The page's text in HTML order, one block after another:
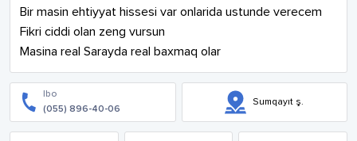
Bir masin ehtiyyat hissesi var onlarida ustunde verecem
Fikri ciddi olan zeng vursun
Masina real Sarayda real baxmaq olar
Ibo
(055) 896-40-06
Sumqayıt ş.